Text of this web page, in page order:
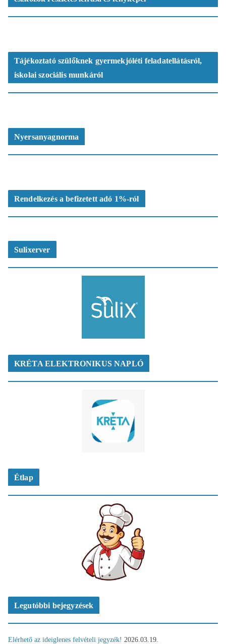
Tájékoztató szülőknek gyermekjóléti feladatellátásról,
iskolai szociális munkáról
Nyersanyagnorma
Rendelkezés a befizetett adó 1%-ról
Sulixerver
KRÉTA ELEKTRONIKUS NAPLÓ
Étlap
Legutóbbi bejegyzések
Elérhető az ideiglenes felvételi jegyzék! 2026.03.19.